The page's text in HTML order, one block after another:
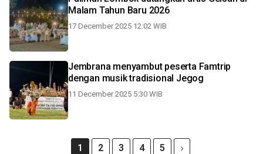
Malam Tahun Baru 2026
17 December 2025 12:02 WIB
Jembrana menyambut peserta Famtrip
dengan musik tradisional Jegog
11 December 2025 5:30 WIB
1 2 3 4 5